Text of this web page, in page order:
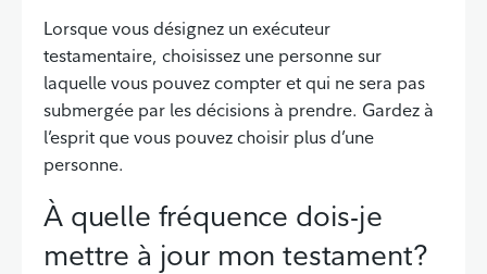
Lorsque vous désignez un exécuteur
testamentaire, choisissez une personne sur
laquelle vous pouvez compter et qui ne sera pas
submergée par les décisions à prendre. Gardez à
l’esprit que vous pouvez choisir plus d’une
personne.
À quelle fréquence dois-je
mettre à jour mon testament?